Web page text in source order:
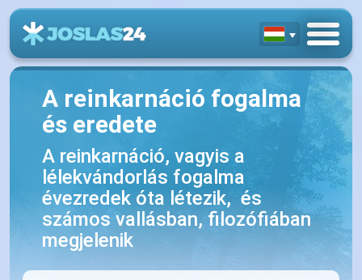
A reinkarnáció fogalma
és eredete
A reinkarnáció, vagyis a
lélekvándorlás fogalma
évezredek óta létezik, és
számos vallásban, filozófiában
megjelenik